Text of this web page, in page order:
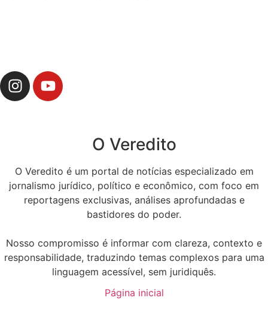
O Veredito
O Veredito é um portal de notícias especializado em
jornalismo jurídico, político e econômico, com foco em
reportagens exclusivas, análises aprofundadas e
bastidores do poder.
Nosso compromisso é informar com clareza, contexto e
responsabilidade, traduzindo temas complexos para uma
linguagem acessível, sem juridiquês.
Página inicial